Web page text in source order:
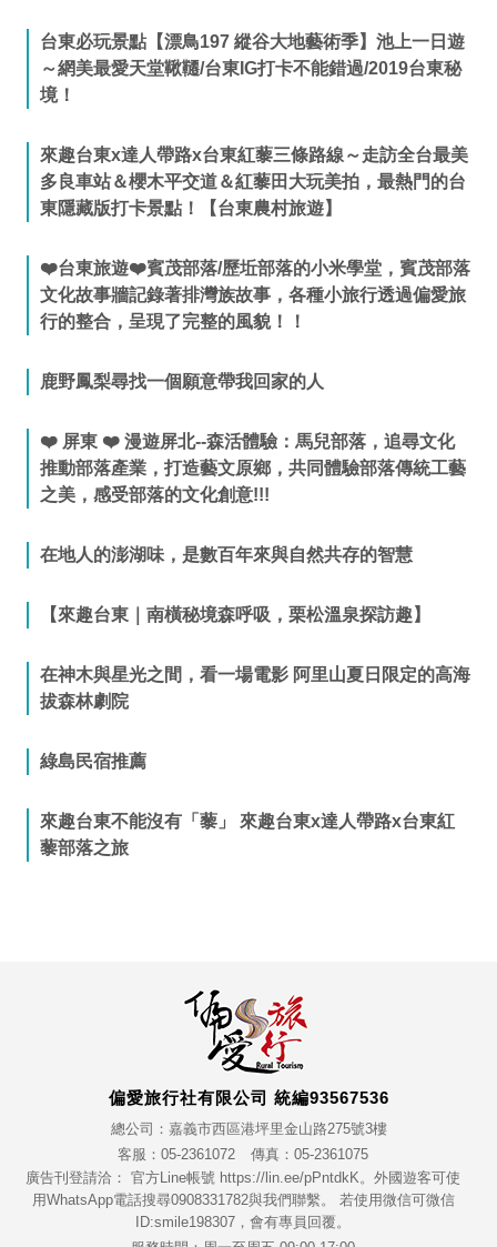
台東必玩景點【漂鳥197 縱谷大地藝術季】池上一日遊
～網美最愛天堂鞦韆/台東IG打卡不能錯過/2019台東秘
境！
來趣台東x達人帶路x台東紅藜三條路線～走訪全台最美
多良車站＆櫻木平交道＆紅藜田大玩美拍，最熱門的台
東隱藏版打卡景點！【台東農村旅遊】
❤️台東旅遊❤️賓茂部落/歷坵部落的小米學堂，賓茂部落
文化故事牆記錄著排灣族故事，各種小旅行透過偏愛旅
行的整合，呈現了完整的風貌！！
鹿野鳳梨尋找一個願意帶我回家的人
❤️ 屏東 ❤️ 漫遊屏北--森活體驗：馬兒部落，追尋文化
推動部落產業，打造藝文原鄉，共同體驗部落傳統工藝
之美，感受部落的文化創意!!!
在地人的澎湖味，是數百年來與自然共存的智慧
【來趣台東｜南橫秘境森呼吸，栗松溫泉探訪趣】
在神木與星光之間，看一場電影 阿里山夏日限定的高海
拔森林劇院
綠島民宿推薦
來趣台東不能沒有「藜」 來趣台東x達人帶路x台東紅
藜部落之旅
偏愛旅行社有限公司 統編93567536
總公司：嘉義市西區港坪里金山路275號3樓
客服：05-2361072
傳真：05-2361075
廣告刊登請洽： 官方Line帳號 https://lin.ee/pPntdkK。外國遊客可使
用WhatsApp電話搜尋0908331782與我們聯繫。 若使用微信可微信
ID:smile198307，會有專員回覆。